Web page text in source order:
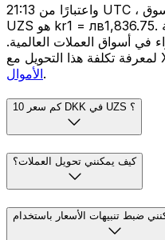
واعتبارًا من 21:13 UTC ، فإن معدل منتصف السوق DKK إلى
UZS هو kr1 = лв1,836.75. سعر منتصف السوق هو نقطة
في أسواق العملات العالمية.
الأموال.
كم سعر 10 DKK في UZS ؟
كيف يمكنني تحويل العملات؟